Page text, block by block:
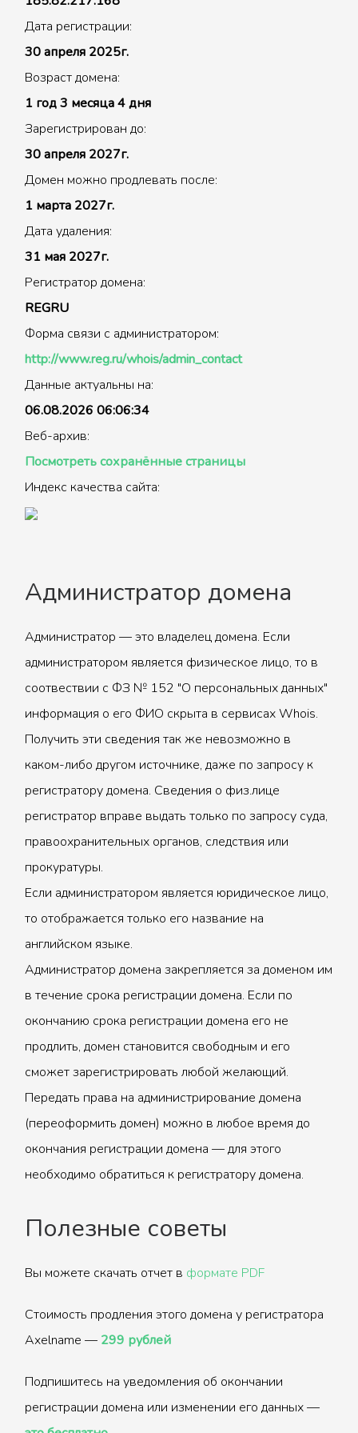
Дата регистрации:
30 апреля 2025г.
Возраст домена:
1 год 3 месяца 4 дня
Зарегистрирован до:
30 апреля 2027г.
Домен можно продлевать после:
1 марта 2027г.
Дата удаления:
31 мая 2027г.
Регистратор домена:
REGRU
Форма связи с администратором:
http://www.reg.ru/whois/admin_contact
Данные актуальны на:
06.08.2026 06:06:34
Веб-архив:
Посмотреть сохранённые страницы
Индекс качества сайта:
Администратор домена
Администратор — это владелец домена. Если
администратором является физическое лицо, то в
соотвествии с ФЗ № 152 "О персональных данных"
информация о его ФИО скрыта в сервисах Whois.
Получить эти сведения так же невозможно в
каком-либо другом источнике, даже по запросу к
регистратору домена. Сведения о физ.лице
регистратор вправе выдать только по запросу суда,
правоохранительных органов, следствия или
прокуратуры.
Если администратором является юридическое лицо,
то отображается только его название на
английском языке.
Администратор домена закрепляется за доменом им
в течение срока регистрации домена. Если по
окончанию срока регистрации домена его не
продлить, домен становится свободным и его
сможет зарегистрировать любой желающий.
Передать права на администрирование домена
(переоформить домен) можно в любое время до
окончания регистрации домена — для этого
необходимо обратиться к регистратору домена.
Полезные советы
Вы можете скачать отчет в формате PDF
Стоимость продления этого домена у регистратора
Axelname — 299 рублей
Подпишитесь на уведомления об окончании
регистрации домена или изменении его данных —